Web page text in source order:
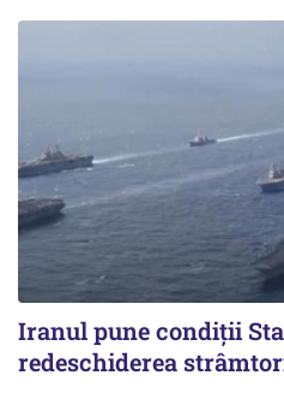
Iranul pune condiții
redeschiderea